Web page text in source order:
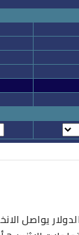
الدولار يواصل